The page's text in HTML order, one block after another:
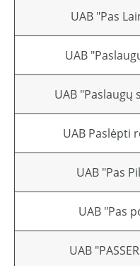
UAB "Pas
UAB
UAB "Paslaugų
UAB Paslėpti
UAB "Pas
UAB "Pas
UAB